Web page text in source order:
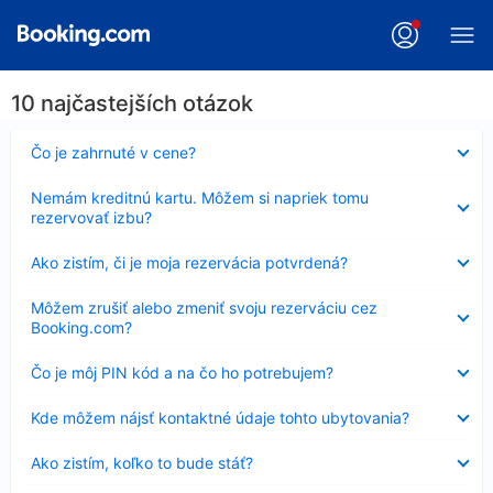
10 najčastejších otázok
Čo je zahrnuté v cene?
Nezobrazuje
sa
Nemám kreditnú kartu. Môžem si napriek tomu
rezervovať izbu?
sa
Ako zistím, či je moja rezervácia potvrdená?
sa
Môžem zrušiť alebo zmeniť svoju rezerváciu cez
Booking.com?
sa
Čo je môj PIN kód a na čo ho potrebujem?
Nezobrazuje
sa
Kde môžem nájsť kontaktné údaje tohto ubytovania?
sa
Ako zistím, koľko to bude stáť?
sa